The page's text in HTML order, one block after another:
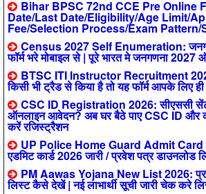
Bihar BPSC 72nd CCE Pre Online
Date/Last Date/Eligibility/Age Limit/
Fee/Selection Process/Exam
Census 2027 Self Enumeration:
फॉर्म भरे मोबाइल से | पूरे भारत मे जनगणना
BTSC ITI Instructor Recruitment
किसी भी ट्रैड से किया है तो यह फॉर्म आपके लिए
CSC ID Registration 2026: सीएससी
ऑनलाइन आवेदन? अब घर बैठे पाए CSC ID और
करें रजिस्ट्रैशन
UP Police Home Guard Admit Card
एडमिट कार्ड 2026 जारी / प्रवेश पत्र
PM Aawas Yojana New List 2026:
लिस्ट कैसे देखें | नई लाभार्थी सूची जारी चेक करे